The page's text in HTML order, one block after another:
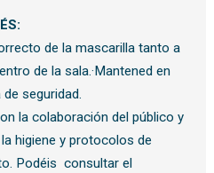
de la mascarilla tanto a
de la sala.·Mantened en
seguridad.
la colaboración del público y
higiene y protocolos de
Podéis consultar el